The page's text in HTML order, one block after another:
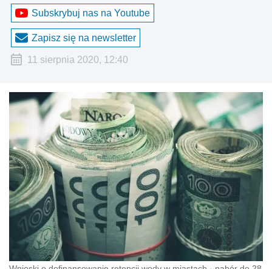
Subskrybuj nas na Youtube
Zapisz się na newsletter
11 sierpnia 2020, 12:40